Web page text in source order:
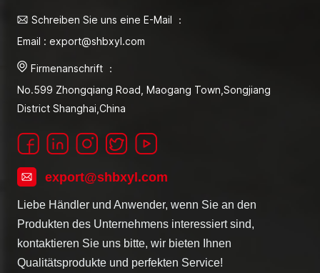
Schreiben Sie uns eine E-Mail ：
Email : export@shbxyl.com
Firmenanschrift ：
No.599 Zhongqiang Road, Maogang Town,Songjiang
District Shanghai,China
export@shbxyl.com
Liebe Händler und Anwender, wenn Sie an den
Produkten des Unternehmens interessiert sind,
kontaktieren Sie uns bitte, wir bieten Ihnen
Qualitätsprodukte und perfekten Service!